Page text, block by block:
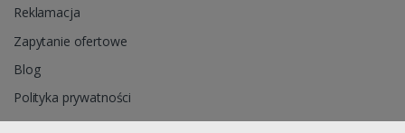
Reklamacja
Zapytanie ofertowe
Blog
Polityka prywatności